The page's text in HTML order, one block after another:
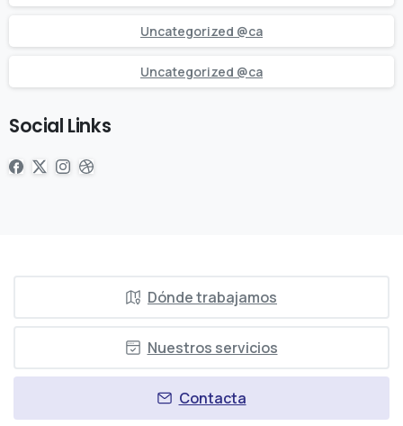
Uncategorized @ca
Uncategorized @ca
Social Links
Dónde trabajamos
Nuestros servicios
Contacta